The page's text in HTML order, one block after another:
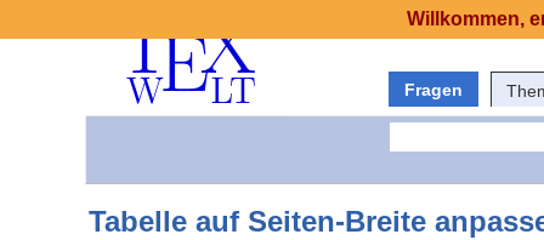
Fragen
Tabelle auf Seiten-Breite
Willkommen,